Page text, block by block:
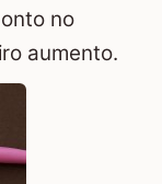
no
aumento.